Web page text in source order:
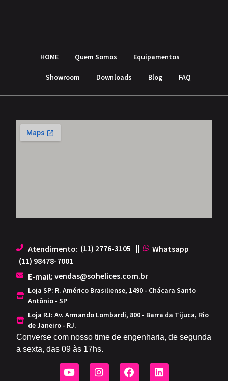
HOME Quem Somos Equipamentos
Showroom Downloads Blog FAQ
Atendimento: (11) 2776-3105 ||
Whatsapp
(11) 98478-7001
E-mail: vendas@sohelices.com.br
Loja SP: R. Américo Brasiliense, 1490 - Chácara Santo
Antônio - SP
Loja RJ: Av. Armando Lombardi, 800 - Barra da Tijuca, Rio
de Janeiro - RJ.
Converse com nosso time de engenharia, de segunda
a sexta, das 09 às 17hs.